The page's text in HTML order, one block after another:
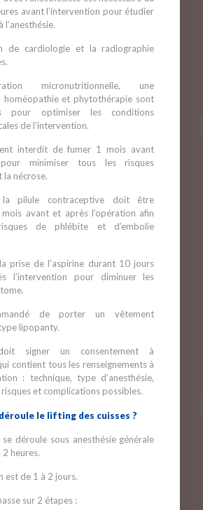
avant l’intervention pour étudier
l’anesthésie.
de cardiologie et la radiographie
micronutritionnelle, une
homéopathie et phytothérapie sont
pour optimiser les conditions
de l’intervention.
interdit de fumer 1 mois avant
pour minimiser tous les risques
la nécrose.
pilule contraceptive doit être
avant et après l’opération afin
de phlébite et d’embolie
prise de l’aspirine durant 10 jours
l’intervention pour diminuer les
de porter un vêtement
lipopanty.
signer un consentement à
contient tous les renseignements à
: technique, type d’anesthésie,
risques et complications possibles.
le lifting des cuisses ?
déroule sous anesthésie générale
heures.
est de 1 à 2 jours.
sur 2 étapes :